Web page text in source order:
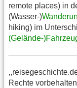
remote places) in
(Wasser-)
hiking) im
(Gelände-
Rechte